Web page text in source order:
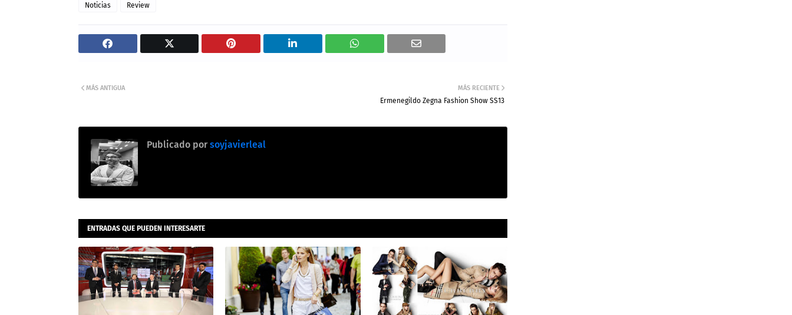
Noticias Review
MÁS RECIENTE
Ermenegildo Zegna Fashion Show SS13
MÁS ANTIGUA
Publicado por soyjavierleal
ENTRADAS QUE PUEDEN INTERESARTE